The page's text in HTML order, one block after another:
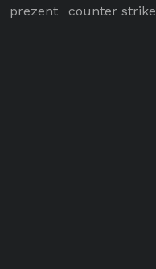
prezent counter strike